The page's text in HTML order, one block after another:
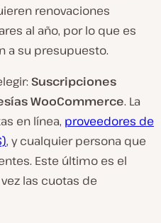
renovaciones
al año, por lo que es
a su presupuesto.
Suscripciones
WooCommerce. La
en línea, proveedores de
, y cualquier persona que
Este último es el
las cuotas de